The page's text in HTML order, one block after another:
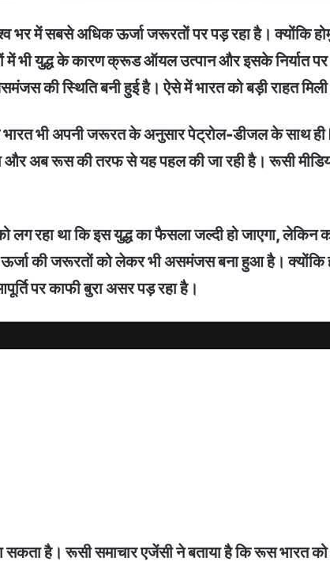
में सबसे अधिक ऊर्जा जरूरतों पर पड़ रहा है। क्योंकि
में भी युद्ध के कारण क्रूड ऑयल उत्पान और इसके निर्यात
की स्थिति बनी हुई है। ऐसे में भारत को बड़ी राहत
भारत भी अपनी जरूरत के अनुसार पेट्रोल-डीजल के साथ
और अब रूस की तरफ से यह पहल की जा रही है। रूसी
रहा था कि इस युद्ध का फैसला जल्दी हो जाएगा, लेकिन
की जरूरतों को लेकर भी असमंजस बना हुआ है। क्योंकि
पर काफी बुरा असर पड़ रहा है।
है। रूसी समाचार एजेंसी ने बताया है कि रूस भारत को